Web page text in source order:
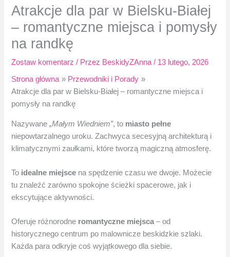
Atrakcje dla par w Bielsku-Białej
– romantyczne miejsca i pomysły
na randkę
Zostaw komentarz / Przez BeskidyZAnna/ 13 lutego, 2026
Strona główna
Przewodniki i Porady
Atrakcje dla par w Bielsku-Białej – romantyczne miejsca i
pomysły na randkę
Nazywane„Małym Wiedniem”, to miasto pełne
niepowtarzalnego uroku. Zachwyca secesyjną architekturą i
klimatycznymi zaułkami, które tworzą magiczną atmosferę.
To idealne miejsce na spędzenie czasu we dwoje. Możecie
tu znaleźć zarówno spokojne ścieżki spacerowe, jak i
ekscytujące aktywności.
Oferuje różnorodne romantyczne miejsca– od
historycznego centrum po malownicze beskidzkie szlaki.
Każda para odkryje coś wyjątkowego dla siebie.